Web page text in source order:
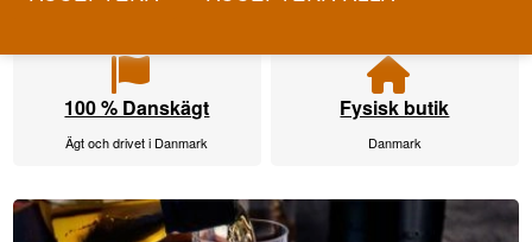
100 % Danskägt
Ägt och drivet i Danmark
Fysisk butik
Danmark